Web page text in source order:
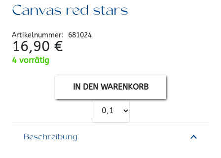
Canvas red stars
Artikelnummer: 681024
16,90 €
4 vorrätig
IN DEN WARENKORB
Beschreibung